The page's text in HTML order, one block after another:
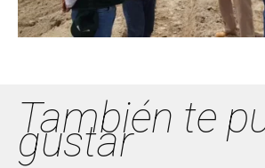
También te
gustar